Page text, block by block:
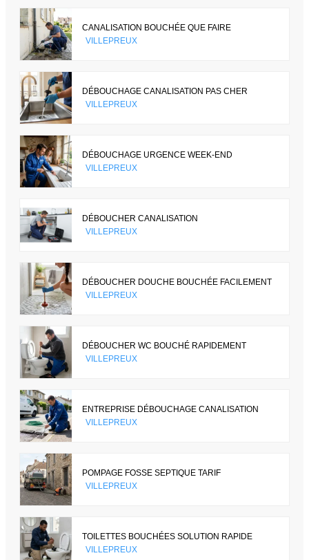
CANALISATION BOUCHÉE QUE FAIRE
VILLEPREUX
DÉBOUCHAGE CANALISATION PAS CHER
VILLEPREUX
DÉBOUCHAGE URGENCE WEEK-END
VILLEPREUX
DÉBOUCHER CANALISATION
VILLEPREUX
DÉBOUCHER DOUCHE BOUCHÉE FACILEMENT
VILLEPREUX
DÉBOUCHER WC BOUCHÉ RAPIDEMENT
VILLEPREUX
ENTREPRISE DÉBOUCHAGE CANALISATION
VILLEPREUX
POMPAGE FOSSE SEPTIQUE TARIF
VILLEPREUX
TOILETTES BOUCHÉES SOLUTION RAPIDE
VILLEPREUX